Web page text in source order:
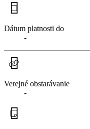
Dátum platnosti do
-
Verejné obstarávanie
-